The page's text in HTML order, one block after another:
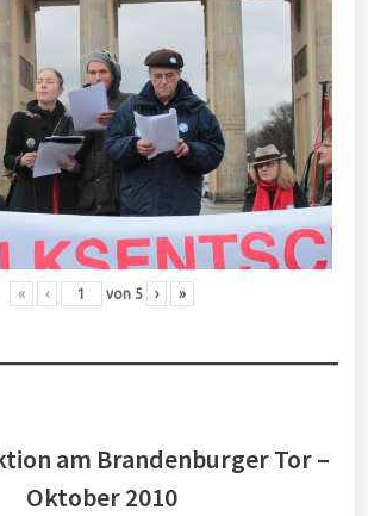
« ‹ von 5 › »
am Brandenburger Tor –
Oktober 2010